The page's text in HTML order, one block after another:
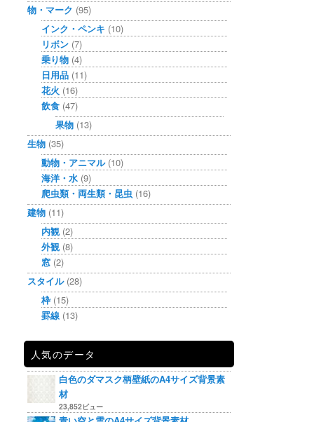
物・マーク (95)
インク・ペンキ (10)
リボン (7)
乗り物 (4)
日用品 (11)
花火 (16)
飲食 (47)
果物 (13)
生物 (35)
動物・アニマル(10)
海洋・水 (9)
爬虫類・両生類・昆虫 (16)
建物 (11)
内観 (2)
外観 (8)
窓 (2)
スタイル(28)
枠 (15)
罫線 (13)
人気のデータ
白色のダマスク柄壁紙のA4サイズ背景素
材
23,852ビュー